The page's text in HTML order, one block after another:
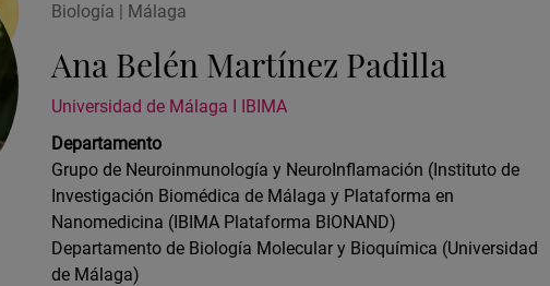
Biología | Málaga
Ana Belén Martínez Padilla
Universidad de Málaga I IBIMA
Departamento
Grupo de Neuroinmunología y NeuroInflamación (Instituto de
Investigación Biomédica de Málaga y Plataforma en
Nanomedicina (IBIMA Plataforma BIONAND)
Departamento de Biología Molecular y Bioquímica (Universidad
de Málaga)